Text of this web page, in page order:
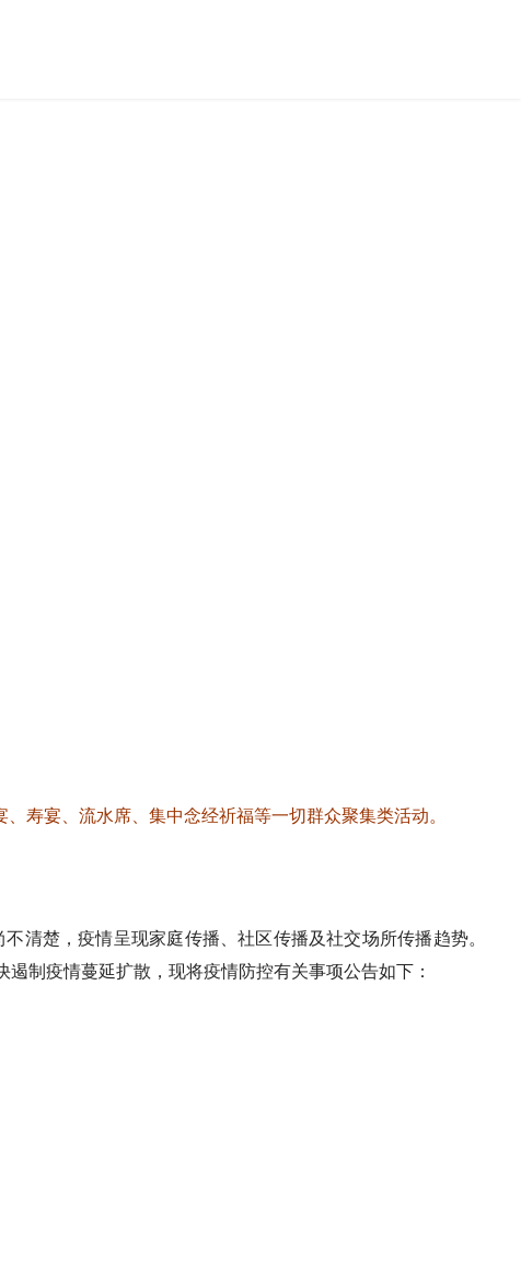
寿宴、流水席、集中念经祈福等一切群众聚集类活动。
清楚，疫情呈现家庭传播、社区传播及社交场所传播趋势。
制疫情蔓延扩散，现将疫情防控有关事项公告如下：